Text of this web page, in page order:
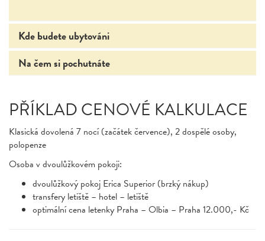
Kde budete ubytováni
Na čem si pochutnáte
PŘÍKLAD CENOVÉ KALKULACE
Klasická dovolená 7 nocí (začátek července), 2 dospělé osoby,
polopenze
Osoba v dvoulůžkovém pokoji:
dvoulůžkový pokoj Erica Superior (brzký nákup)
transfery letiště – hotel – letiště
optimální cena letenky Praha – Olbia – Praha 12.000,- Kč